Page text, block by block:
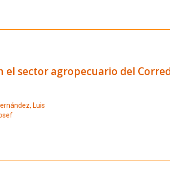
el sector agropecuario del
Luis